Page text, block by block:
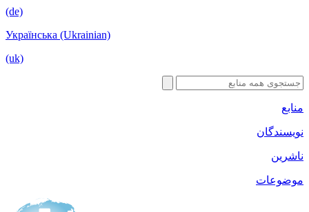
(de)
Українська (Ukrainian)
(uk)
منابع
نویسندگان
ناشرین
موضوعات